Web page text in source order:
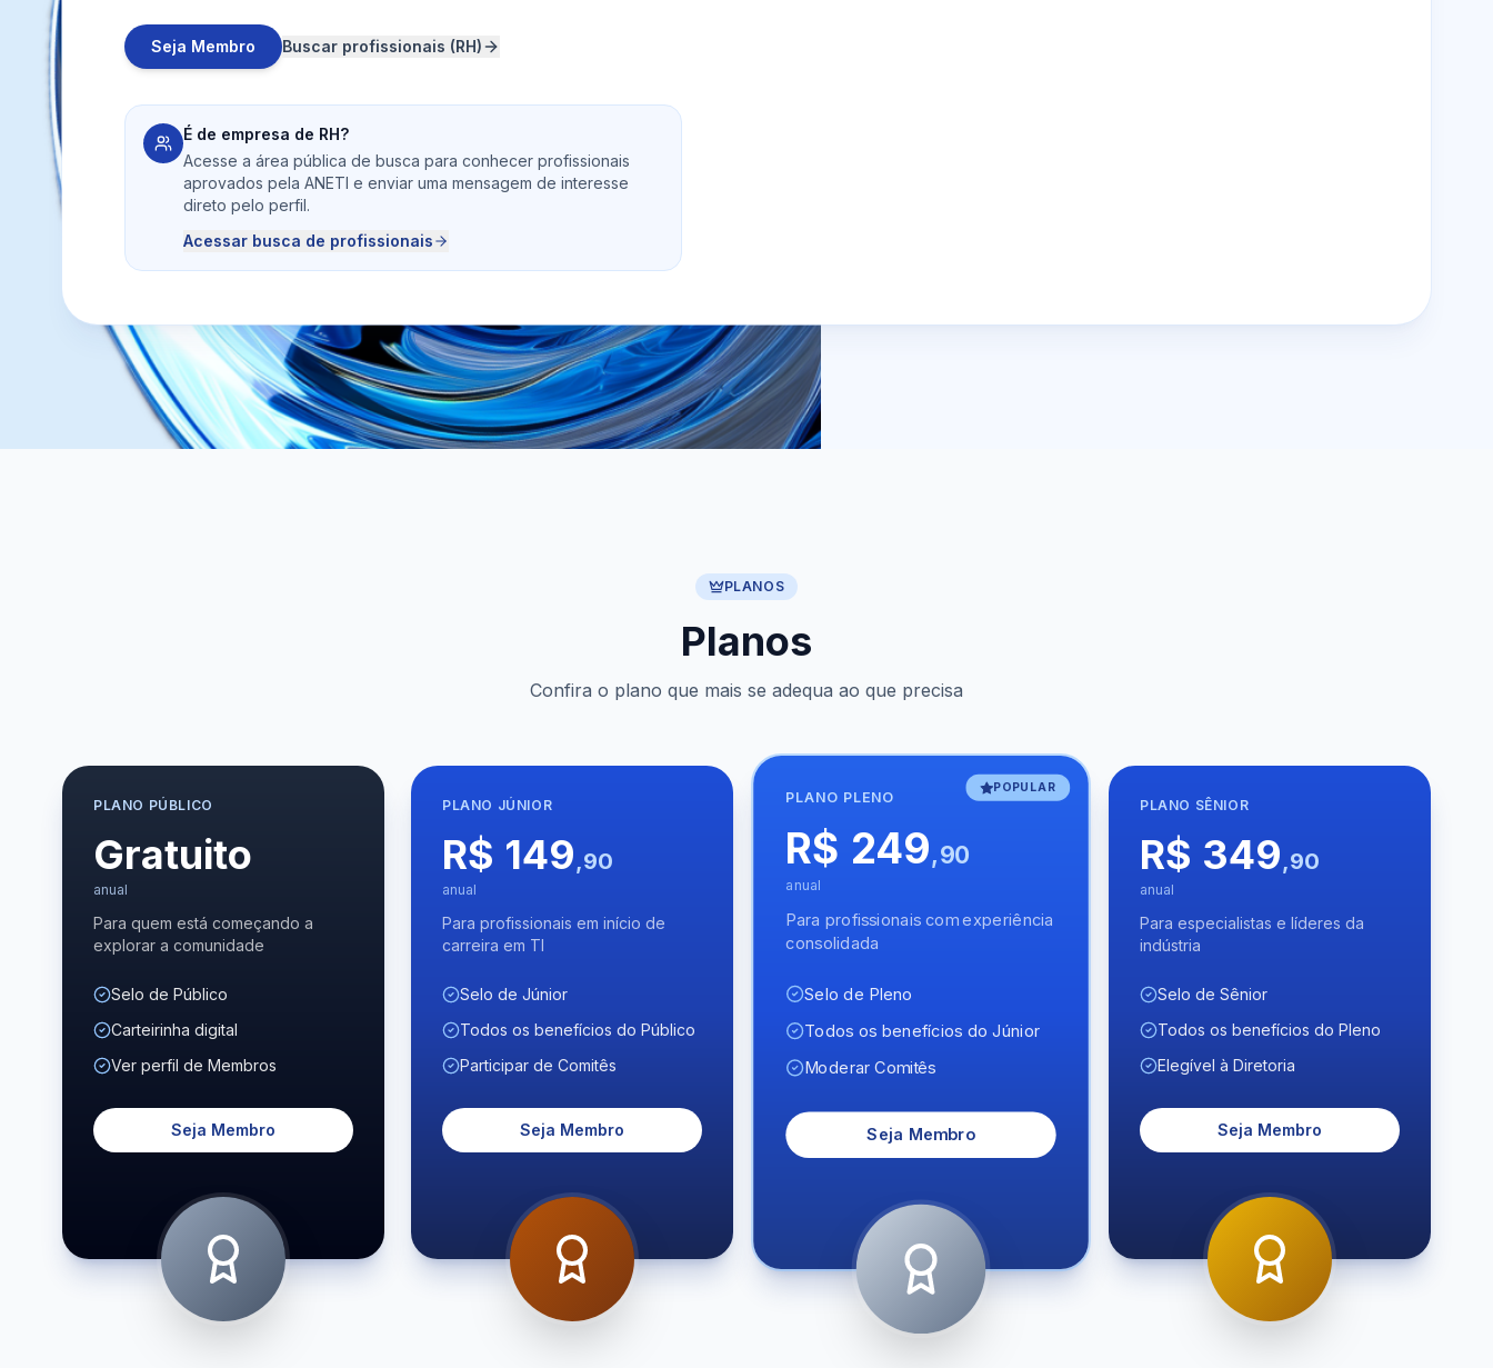
Seja Membro Buscar profissionais (RH)
É de empresa de RH?
Acesse a área pública de busca para conhecer profissionais
aprovados pela ANETI e enviar uma mensagem de interesse
direto pelo perfil.
Acessar busca de profissionais
PLANOS
Planos
Confira o plano que mais se adequa ao que precisa
PLANO PÚBLICO
Gratuito
anual
Para quem está começando a
explorar a comunidade
Selo de Público
Carteirinha digital
Ver perfil de Membros
Seja Membro
PLANO JÚNIOR
R$ 149,90
anual
Para profissionais em início de
carreira em TI
Selo de Júnior
Todos os benefícios do Público
Participar de Comitês
Seja Membro
POPULAR
PLANO PLENO
R$ 249,90
anual
Para profissionais com experiência
consolidada
Selo de Pleno
Todos os benefícios do Júnior
Moderar Comitês
Seja Membro
PLANO SÊNIOR
R$ 349,90
anual
Para especialistas e líderes da
indústria
Selo de Sênior
Todos os benefícios do Pleno
Elegível à Diretoria
Seja Membro